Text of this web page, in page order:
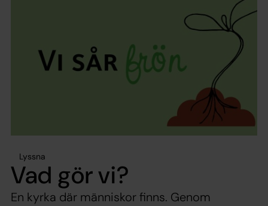
Lyssna
Vad gör vi?
En kyrka där människor finns. Genom